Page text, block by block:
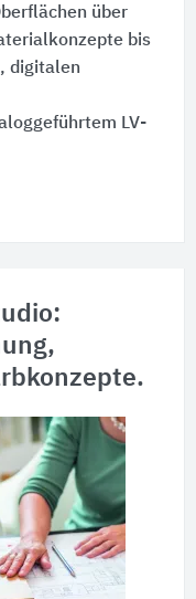
über
bis
digitalen
LV-